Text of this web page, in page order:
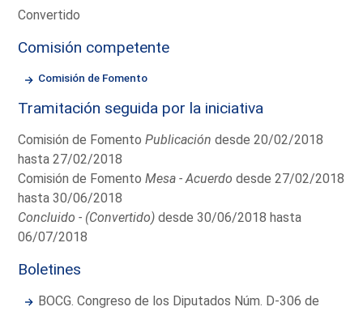
Convertido
Comisión competente
Comisión de Fomento
Tramitación seguida por la iniciativa
Comisión de FomentoPublicación desde 20/02/2018
hasta 27/02/2018
Comisión de FomentoMesa - Acuerdo desde 27/02/2018
hasta 30/06/2018
Concluido - (Convertido) desde 30/06/2018 hasta
06/07/2018
Boletines
BOCG. Congreso de los Diputados Núm. D-306 de